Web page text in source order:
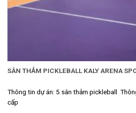
SÂN THẢM PICKLEBALL KALY ARENA
Thông tin dự án: 5 sân thảm pickleball
cấp